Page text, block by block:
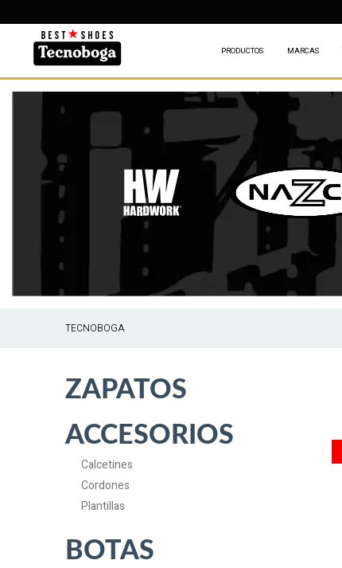
PRODUCTOS MARCAS
TECNOBOGA
ZAPATOS
ACCESORIOS
Calcetines
Cordones
Plantillas
BOTAS